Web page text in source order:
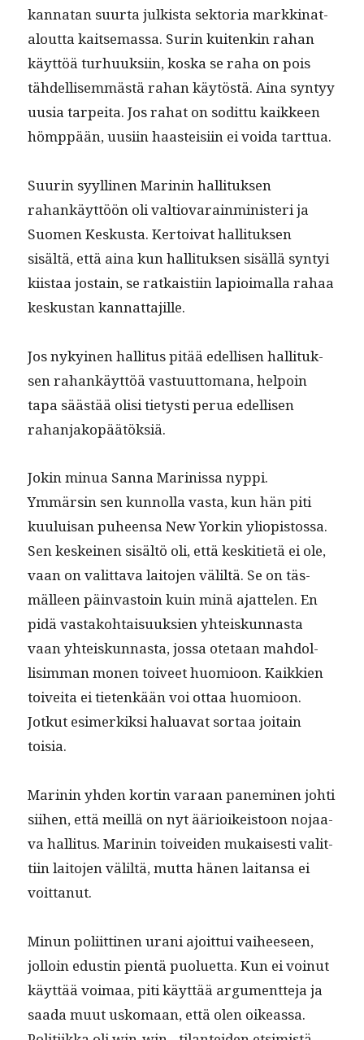
kan­natan suur­ta julk­ista sek­to­ria markki­na­t­
alout­ta kait­se­mas­sa. Surin kuitenkin rahan
käyt­töä turhuuk­si­in, kos­ka se raha on pois
tähdel­lisem­mästä rahan käytöstä. Aina syn­tyy
uusia tarpei­ta. Jos rahat on sodit­tu kaik­keen
hömp­pään, uusi­in haasteisi­in ei voi­da tarttua.
Suurin syylli­nen Marinin hal­li­tuk­sen
rahankäyt­töön oli val­tio­varain­min­is­teri ja
Suomen Keskus­ta. Ker­toi­vat hal­li­tuk­sen
sisältä, että aina kun hal­li­tuk­sen sisäl­lä syn­tyi
kiis­taa jostain, se ratkaisti­in lapi­oimal­la rahaa
keskus­tan kannattajille.
Jos nykyi­nen hal­li­tus pitää edel­lisen hal­li­tuk­
sen rahankäyt­töä vas­tu­ut­tomana, helpoin
tapa säästää olisi tietysti perua edel­lisen
rahanjakopäätöksiä.
Jokin min­ua San­na Marinis­sa nyppi.
Ymmärsin sen kun­nol­la vas­ta, kun hän piti
kuu­luisan puheen­sa New Yorkin yliopis­tossa.
Sen keskeinen sisältö oli, että keski­ti­etä ei ole,
vaan on valit­ta­va laito­jen väliltä. Se on täs­
mälleen päin­vas­toin kuin minä ajat­te­len. En
pidä vas­tako­htaisuuk­sien yhteiskun­nas­ta
vaan yhteiskun­nas­ta, jos­sa ote­taan mah­dol­
lisim­man mon­en toiveet huomioon. Kaikkien
toivei­ta ei tietenkään voi ottaa huomioon.
Jotkut esimerkik­si halu­a­vat sor­taa joitain
toisia.
Marinin yhden kortin varaan pane­m­i­nen johti
siihen, että meil­lä on nyt ääri­oikeis­toon nojaa­
va hal­li­tus. Marinin toivei­den mukaises­ti valit­
ti­in laito­jen väliltä, mut­ta hänen lai­tansa ei
voittanut.
Min­un poli­it­ti­nen urani ajoit­tui vai­heeseen,
jol­loin edustin pien­tä puoluet­ta. Kun ei voin­ut
käyt­tää voimaa, piti käyt­tää argu­ment­te­ja ja
saa­da muut usko­maan, että olen oike­as­sa.